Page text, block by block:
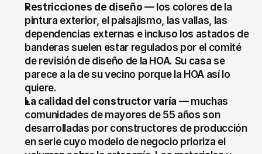
Restricciones de diseño — los colores de la
pintura exterior, el paisajismo, las vallas, las
dependencias externas e incluso los astados de
banderas suelen estar regulados por el comité
de revisión de diseño de la HOA. Su casa se
parece a la de su vecino porque la HOA así lo
quiere.
La calidad del constructor varía — muchas
comunidades de mayores de 55 años son
desarrolladas por constructores de producción
en serie cuyo modelo de negocio prioriza el